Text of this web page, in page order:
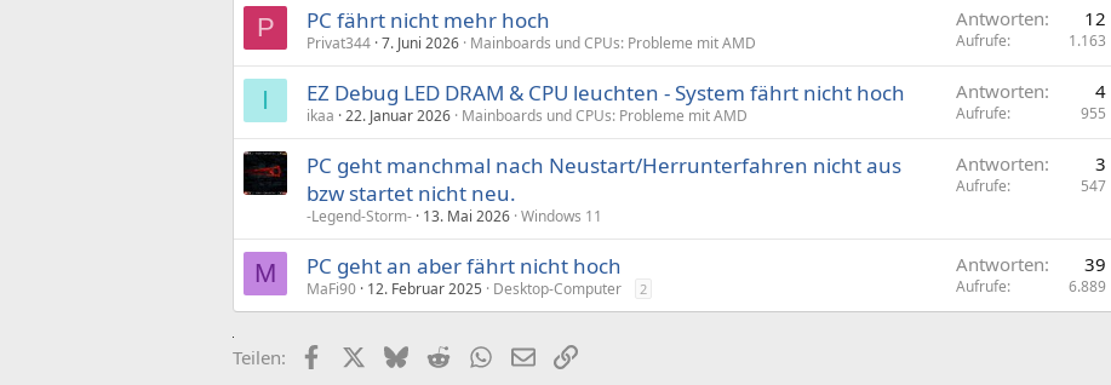
P PC fährt nicht mehr hoch
Privat344 7. Juni 2026 Mainboards und CPUs: Probleme mit AMD
Antworten 12
Aufrufe 1.163
I EZ Debug LED DRAM & CPU leuchten - System fährt nicht hoch
ikaa 22. Januar 2026 Mainboards und CPUs: Probleme mit AMD
Antworten 4
Aufrufe 955
PC geht manchmal nach Neustart/Herrunterfahren nicht aus
bzw startet nicht neu.
-Legend-Storm- 13. Mai 2026 Windows 11
Antworten 3
Aufrufe 547
M PC geht an aber fährt nicht hoch
MaFi90 12. Februar 2025 Desktop-Computer 2
Antworten 39
Aufrufe 6.889
Teilen: FacebookX (Twitter)
BlueskyRedditWhatsApp
E-MailLink